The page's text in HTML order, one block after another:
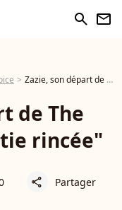
search newsletter
Zazie, son départ de The Voice : "Je suis sortie rincée"
de The
rincée"
share Partager